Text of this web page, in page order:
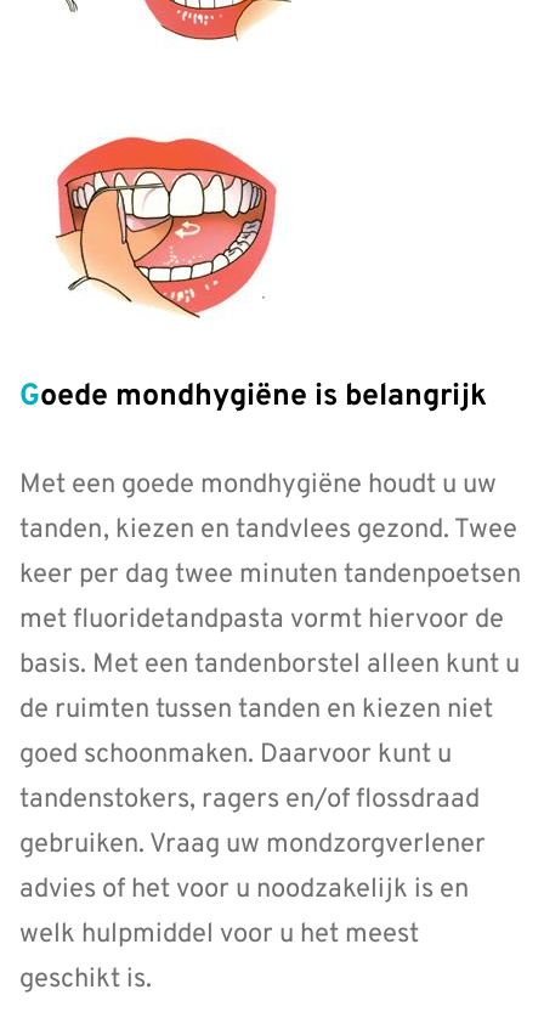
Goede mondhygiëne is belangrijk
Met een goede mondhygiëne houdt u uw
tanden, kiezen en tandvlees gezond. Twee
keer per dag twee minuten tandenpoetsen
met fluoridetandpasta vormt hiervoor de
basis. Met een tandenborstel alleen kunt u
de ruimten tussen tanden en kiezen niet
goed schoonmaken. Daarvoor kunt u
tandenstokers, ragers en/of flossdraad
gebruiken. Vraag uw mondzorgverlener
advies of het voor u noodzakelijk is en
welk hulpmiddel voor u het meest
geschikt is.